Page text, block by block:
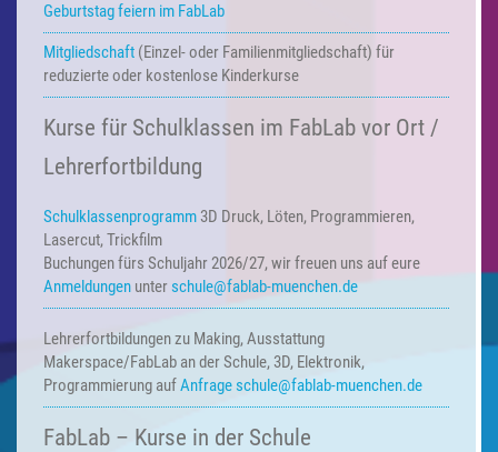
Geburtstag feiern im FabLab
Mitgliedschaft (Einzel- oder Familienmitgliedschaft) für
reduzierte oder kostenlose Kinderkurse
Kurse für Schulklassen im FabLab vor Ort /
Lehrerfortbildung
Schulklassenprogramm3D Druck, Löten, Programmieren,
Lasercut, Trickfilm
Buchungen fürs Schuljahr 2026/27, wir freuen uns auf eure
Anmeldungen unter schule@fablab-muenchen.de
Lehrerfortbildungen zu Making,Ausstattung
Makerspace/FabLab an der Schule, 3D, Elektronik,
Programmierung aufAnfrage schule@fablab-muenchen.de
FabLab – Kurse in der Schule